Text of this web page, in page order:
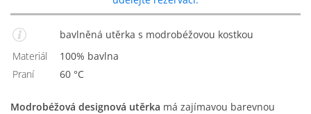
bavlněná utěrka s modrobéžovou kostkou
Materiál
100% bavlna
Praní
60 °C
Modrobéžová designová utěrka má zajímavou barevnou